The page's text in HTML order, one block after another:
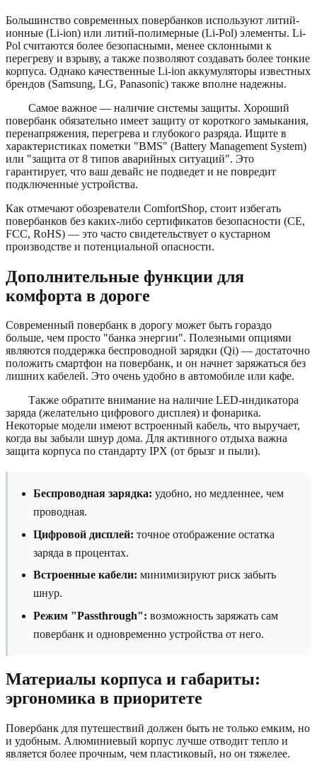
Большинство современных повербанков используют литий-
ионные (Li-ion) или литий-полимерные (Li-Pol) элементы. Li-
Pol считаются более безопасными, менее склонными к
перегреву и взрыву, а также позволяют создавать более тонкие
корпуса. Однако качественные Li-ion аккумуляторы известных
брендов (Samsung, LG, Panasonic) также вполне надежны.
Самое важное — наличие системы защиты. Хороший
повербанк обязательно имеет защиту от короткого замыкания,
перенапряжения, перегрева и глубокого разряда. Ищите в
характеристиках пометки "BMS" (Battery Management System)
или "защита от 8 типов аварийных ситуаций". Это
гарантирует, что ваш девайс не подведет и не повредит
подключенные устройства.
Как отмечают обозреватели ComfortShop, стоит избегать
повербанков без каких-либо сертификатов безопасности (CE,
FCC, RoHS) — это часто свидетельствует о кустарном
производстве и потенциальной опасности.
Дополнительные функции для
комфорта в дороге
Современный повербанк в дорогу может быть гораздо
больше, чем просто "банка энергии". Полезными опциями
являются поддержка беспроводной зарядки (Qi) — достаточно
положить смартфон на повербанк, и он начнет заряжаться без
лишних кабелей. Это очень удобно в автомобиле или кафе.
Также обратите внимание на наличие LED-индикатора
заряда (желательно цифрового дисплея) и фонарика.
Некоторые модели имеют встроенный кабель, что выручает,
когда вы забыли шнур дома. Для активного отдыха важна
защита корпуса по стандарту IPX (от брызг и пыли).
Беспроводная зарядка: удобно, но медленнее, чем
проводная.
Цифровой дисплей: точное отображение остатка
заряда в процентах.
Встроенные кабели: минимизируют риск забыть
шнур.
Режим "Passthrough": возможность заряжать сам
повербанк и одновременно устройства от него.
Материалы корпуса и габариты:
эргономика в приоритете
Повербанк для путешествий должен быть не только емким, но
и удобным. Алюминиевый корпус лучше отводит тепло и
является более прочным, чем пластиковый, но он тяжелее.